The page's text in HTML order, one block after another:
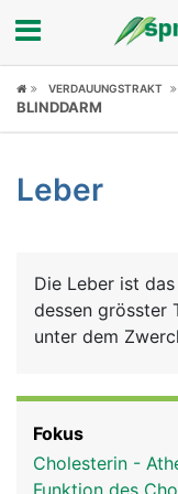
Fokus
Symptome
News
Rubriken
VERDAUUNGSTRAKT
BLINDDARM
Leber
Die Leber ist
dessen grösster
unter dem
(Hepatozyten).
lebenswichtige
Fokus
Cholesterin -
Funktion des